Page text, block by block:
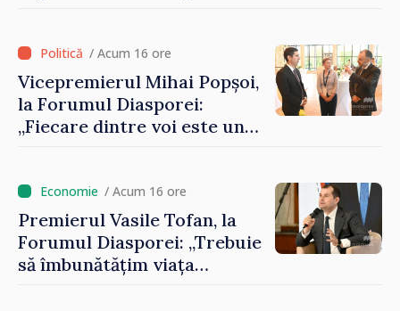
/ Acum 16 ore
Vicepremierul Mihai Popșoi,
la Forumul Diasporei:
„Fiecare dintre voi este un
imaginii Republicii Moldova”
/ Acum 16 ore
Premierul Vasile Tofan, la
Forumul Diasporei: „Trebuie
să îmbunătățim viața